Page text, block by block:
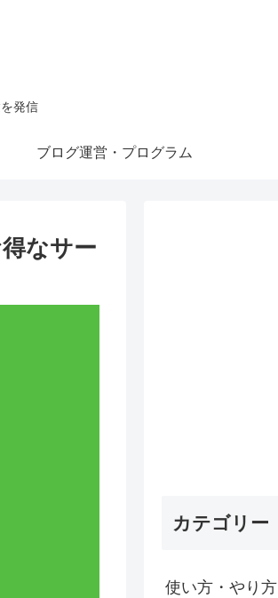
発信
ブログ運営・プログラム
なサー
カテゴリー
使い方・やり方